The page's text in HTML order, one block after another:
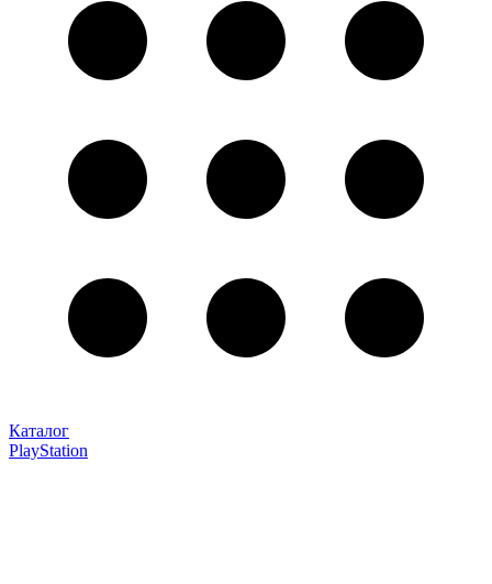
Каталог
PlayStation